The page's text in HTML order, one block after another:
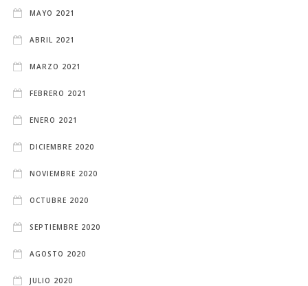
MAYO 2021
ABRIL 2021
MARZO 2021
FEBRERO 2021
ENERO 2021
DICIEMBRE 2020
NOVIEMBRE 2020
OCTUBRE 2020
SEPTIEMBRE 2020
AGOSTO 2020
JULIO 2020